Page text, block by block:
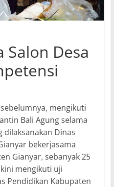
Salon Desa
mengikuti
Bali Agung selama
dilaksanakan Dinas
bekerjasama
Gianyar, sebanyak 25
mengikuti uji
Pendidikan Kabupaten